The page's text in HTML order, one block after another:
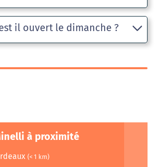
il ouvert le dimanche ?
à proximité
(< 1 km)